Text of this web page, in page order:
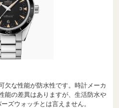
欠な性能が防水性です。時計メーカ
能の差異はありますが、生活防水や
ズウォッチとは言えません。